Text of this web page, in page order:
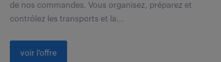
de nos commandes. Vous organisez, préparez et
contrôlez les transports et la...
voir l'offre